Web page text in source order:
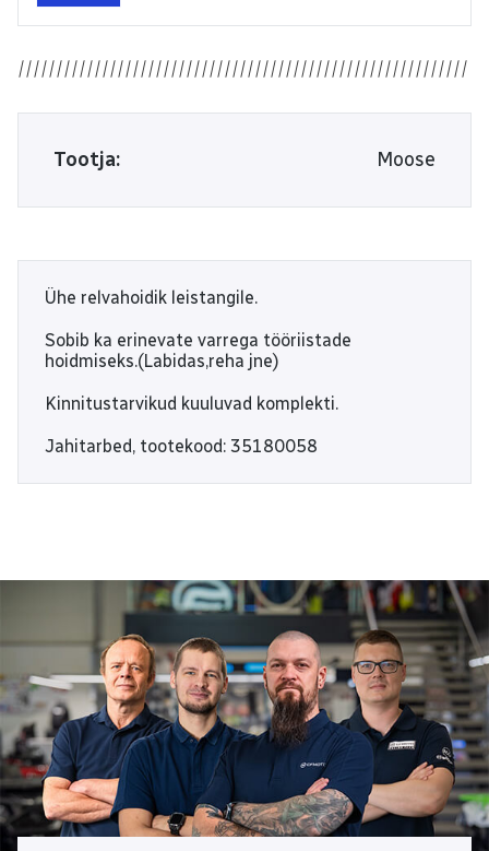
Tootja: Moose
Ühe relvahoidik leistangile.
Sobib ka erinevate varrega tööriistade
hoidmiseks.(Labidas,reha jne)
Kinnitustarvikud kuuluvad komplekti.
Jahitarbed, tootekood: 35180058